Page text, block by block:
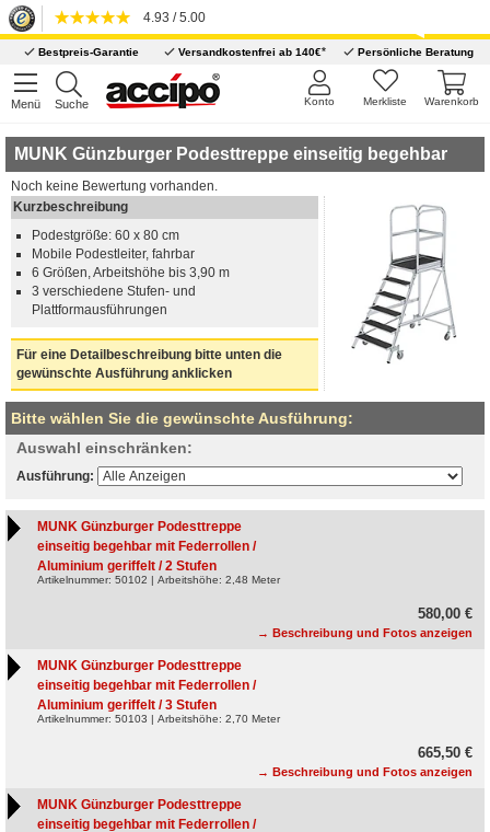
4.93 / 5.00
Bestpreis-Garantie Versandkostenfrei ab 140€* Persönliche Beratung
Menü Suche Warenkorb
Merkliste
Konto
MUNK Günzburger Podesttreppe einseitig begehbar
Noch keine Bewertung vorhanden.
Kurzbeschreibung
Podestgröße: 60 x 80 cm
Mobile Podestleiter, fahrbar
6 Größen, Arbeitshöhe bis 3,90 m
3 verschiedene Stufen- und
Plattformausführungen
Für eine Detailbeschreibung bitte unten die
gewünschte Ausführung anklicken
Bitte wählen Sie die gewünschte Ausführung:
Auswahl einschränken:
Ausführung:
MUNK Günzburger Podesttreppe
einseitig begehbar mit Federrollen /
Aluminium geriffelt / 2 Stufen
Artikelnummer: 50102 | Arbeitshöhe: 2,48 Meter
580,00 €
→ Beschreibung und Fotos anzeigen
MUNK Günzburger Podesttreppe
einseitig begehbar mit Federrollen /
Aluminium geriffelt / 3 Stufen
Artikelnummer: 50103 | Arbeitshöhe: 2,70 Meter
665,50 €
→ Beschreibung und Fotos anzeigen
MUNK Günzburger Podesttreppe
einseitig begehbar mit Federrollen /